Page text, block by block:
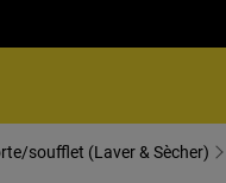
soufflet (Laver & Sècher)